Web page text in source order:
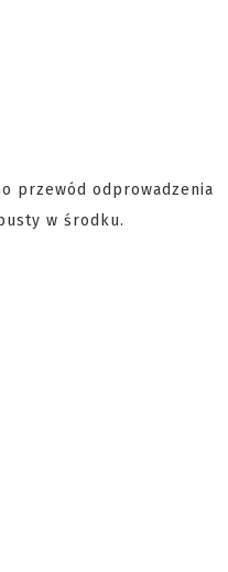
przewód odprowadzenia
w środku.